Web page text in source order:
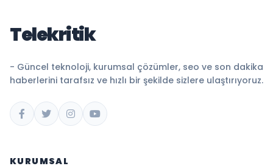
Telekritik
- Güncel teknoloji, kurumsal çözümler, seo ve son dakika
haberlerini tarafsız ve hızlı bir şekilde sizlere ulaştırıyoruz.
KURUMSAL